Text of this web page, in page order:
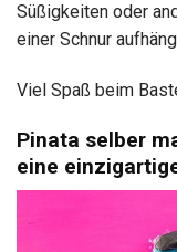
Süßigkeiten oder
einer Schnur
Viel Spaß beim
Pinata selber
eine